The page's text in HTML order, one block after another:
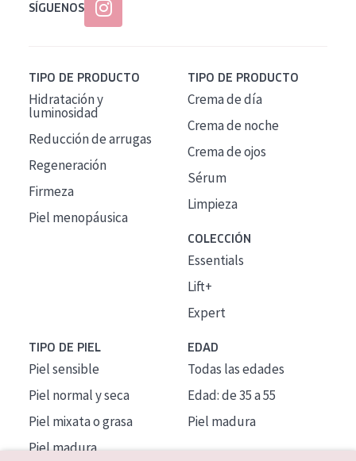
SÍGUENOS
TIPO DE PRODUCTO
Hidratación y
luminosidad
Reducción de arrugas
Regeneración
Firmeza
Piel menopáusica
TIPO DE PRODUCTO
Crema de día
Crema de noche
Crema de ojos
Sérum
Limpieza
COLECCIÓN
Essentials
Lift+
Expert
TIPO DE PIEL
Piel sensible
Piel normal y seca
Piel mixata o grasa
Piel madura
EDAD
Todas las edades
Edad: de 35 a 55
Piel madura